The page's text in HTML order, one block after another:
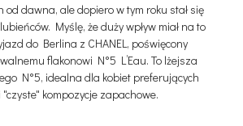
od dawna, ale dopiero w tym roku stał się
Myślę, że duży wpływ miał na to
do Berlina z CHANEL, poświęcony
flakonowi N°5 L’Eau. To lżejsza
N°5, idealna dla kobiet preferujących
"czyste" kompozycje zapachowe.